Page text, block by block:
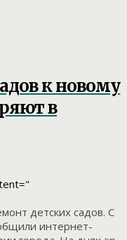
к новому
в
детских садов. С
интернет-